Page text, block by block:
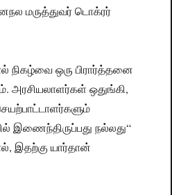
மருத்துவர் டொக்ரர்
நிகழ்வை ஒரு பிரார்த்தனை
அரசியலாளர்கள் ஒதுங்கி,
இணைந்திருப்பது நல்லது“
இதற்கு யார்தான்